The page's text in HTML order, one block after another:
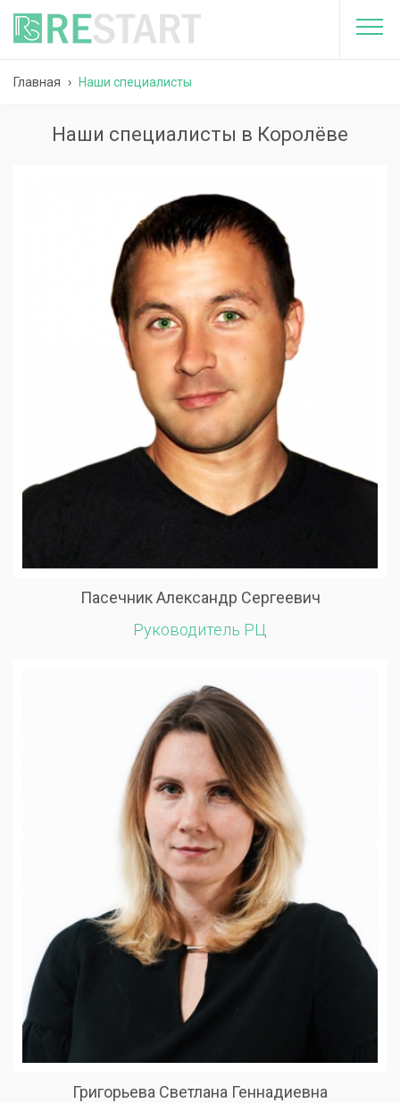
Главная › Наши специалисты
Наши специалисты в Королёве
Пасечник Александр Сергеевич
Руководитель РЦ
Григорьева Светлана Геннадиевна